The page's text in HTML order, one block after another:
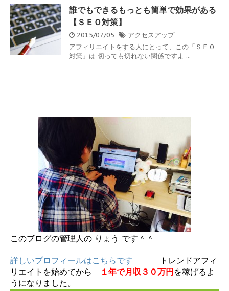
誰でもできるもっとも簡単で効果がある
【ＳＥＯ対策】
2015/07/05
アクセスアップ
アフィリエイトをする人にとって、この「ＳＥＯ
対策」は 切っても切れない関係ですよ ...
このブログの管理人の りょう です＾＾
詳しいプロフィールはこちらです
トレンドアフィ
リエイトを始めてから
１年で月収３０万円 を稼げるよ
うになりました。